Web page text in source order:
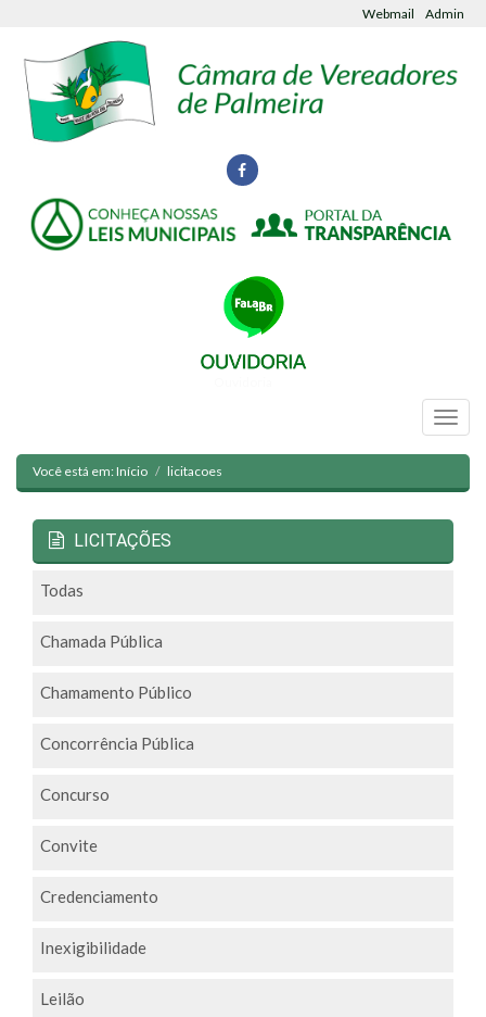
Webmail Admin
Você está em:Início licitacoes
LICITAÇÕES
Todas
Chamada Pública
Chamamento Público
Concorrência Pública
Concurso
Convite
Credenciamento
Inexigibilidade
Leilão